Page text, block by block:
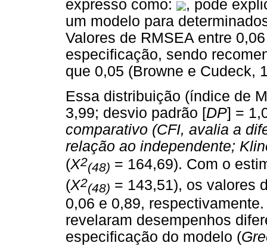
expresso como:
, pode
um modelo para
Valores de RMSEA entre
especificação, sendo
que 0,05 (Browne e Cudeck,
Essa distribuição (índice de
3,99; desvio padrão [DP] =
comparativo (CFI, avalia a
relação ao independente;
(X2(48) = 164,69). Com o
(X2(48) = 143,51), os valores
0,06 e 0,89,
revelaram desempenhos
especificação do modelo (